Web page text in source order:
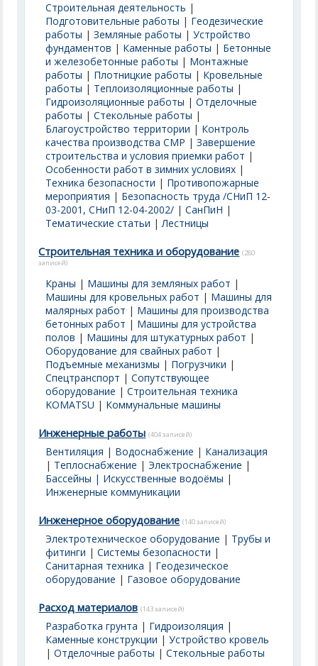
Строительная деятельность |
Подготовительные работы | Геодезические
работы |Земляные работы |Устройство
фундаментов | Каменные работы | Бетонные
и железобетонные работы | Монтажные
работы | Плотницкие работы | Кровельные
работы | Теплоизоляционные работы |
Гидроизоляционные работы |Отделочные
работы |Стекольные работы |
Благоустройство территории | Контроль
качества производства СМР |Завершение
строительства и условия приемки работ |
Особенности работ в зимних условиях |
Техника безопасности | Противопожарные
мероприятия | Безопасность труда /СНиП 12-
03-2001, СНиП 12-04-2002/ |СанПиН |
Тематические статьи |Лестницы
Строительная техника и оборудование (280
записей)
Краны | Машины для земляных работ |
Машины для кровельных работ | Машины для
малярных работ | Машины для производства
бетонных работ | Машины для устройства
полов | Машины для штукатурных работ |
Оборудование для свайных работ |
Подъемные механизмы | Погрузчики |
Спецтранспорт |Сопутствующее
оборудование |Строительная техника
KOMATSU | Коммунальные машины
Инженерные работы (404 записей)
Вентиляция | Водоснабжение | Канализация
| Теплоснабжение |Электроснабжение |
Бассейны | Искусственные водоёмы |
Инженерные коммуникации
Инженерное оборудование (140 записей)
Электротехническое оборудование | Трубы и
фитинги |Системы безопасности |
Санитарная техника | Геодезическое
оборудование | Газовое оборудование
Расход материалов (143 записей)
Разработка грунта | Гидроизоляция |
Каменные конструкции |Устройство кровель
|Отделочные работы |Стекольные работы